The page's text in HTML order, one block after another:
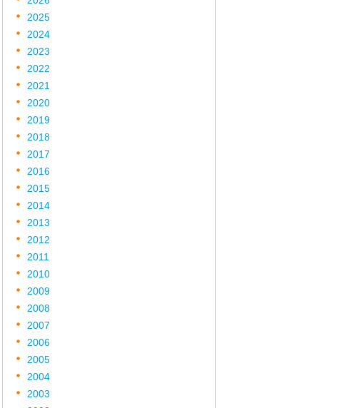
2025
2024
2023
2022
2021
2020
2019
2018
2017
2016
2015
2014
2013
2012
2011
2010
2009
2008
2007
2006
2005
2004
2003